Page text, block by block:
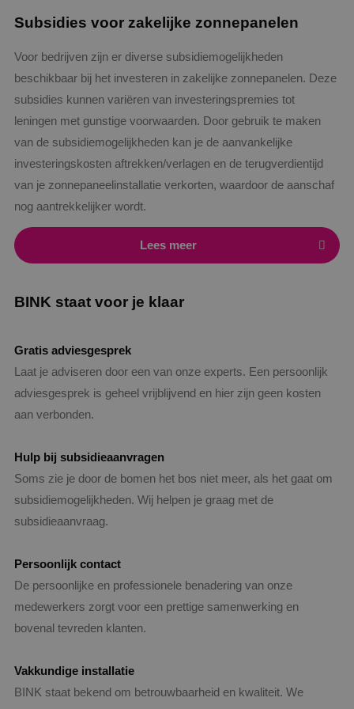
Subsidies voor zakelijke zonnepanelen
Voor bedrijven zijn er diverse subsidiemogelijkheden
beschikbaar bij het investeren in zakelijke zonnepanelen. Deze
subsidies kunnen variëren van investeringspremies tot
leningen met gunstige voorwaarden. Door gebruik te maken
van de subsidiemogelijkheden kan je de aanvankelijke
investeringskosten aftrekken/verlagen en de terugverdientijd
van je zonnepaneelinstallatie verkorten, waardoor de aanschaf
nog aantrekkelijker wordt.
Lees meer
BINK staat voor je klaar
Gratis adviesgesprek
Laat je adviseren door een van onze experts. Een persoonlijk
adviesgesprek is geheel vrijblijvend en hier zijn geen kosten
aan verbonden.
Hulp bij subsidieaanvragen
Soms zie je door de bomen het bos niet meer, als het gaat om
subsidiemogelijkheden. Wij helpen je graag met de
subsidieaanvraag.
Persoonlijk contact
De persoonlijke en professionele benadering van onze
medewerkers zorgt voor een prettige samenwerking en
bovenal tevreden klanten.
Vakkundige installatie
BINK staat bekend om betrouwbaarheid en kwaliteit. We
weken
Cloudflare Inc.
.vimeo.com
CookieScriptConsent